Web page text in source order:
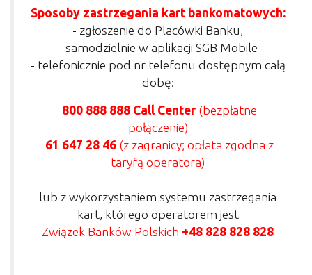
Sposoby zastrzegania kart bankomatowych:
- zgłoszenie do Placówki Banku,
- samodzielnie w aplikacji SGB Mobile
- telefonicznie pod nr telefonu dostępnym całą
dobę:
800 888 888 Call Center(bezpłatne
połączenie)
61 647 28 46(z zagranicy; opłata zgodna z
taryfą operatora)
lub z wykorzystaniem systemu zastrzegania
kart, którego operatorem jest
Związek Banków Polskich +48 828 828 828